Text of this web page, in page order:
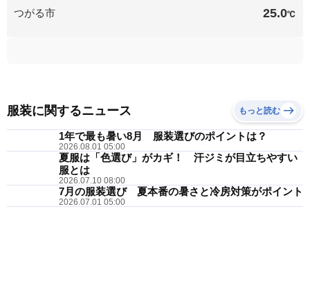
つがる市 25.0℃
服装に関するニュース もっと読む
1年で最も暑い8月 服装選びのポイントは？
2026.08.01 05:00
夏服は「色選び」がカギ！ 汗ジミが目立ちやすい
服とは
2026.07.10 08:00
7月の服装選び 夏本番の暑さと冷房対策がポイント
2026.07.01 05:00